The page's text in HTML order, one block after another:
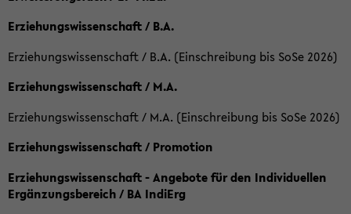
Erziehungswissenschaft / B.A.
Erziehungswissenschaft / B.A. (Einschreibung bis SoSe 2026)
Erziehungswissenschaft / M.A.
Erziehungswissenschaft / M.A. (Einschreibung bis SoSe 2026)
Erziehungswissenschaft / Promotion
Erziehungswissenschaft - Angebote für den Individuellen
Ergänzungsbereich / BA IndiErg